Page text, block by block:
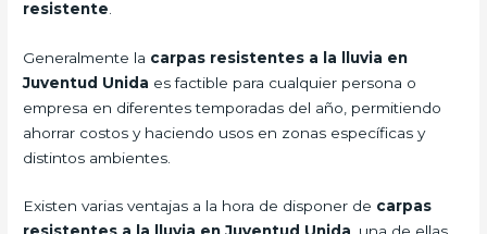
resistente
Generalmente la carpas resistentes a la lluvia en
Juventud Unida es factible para cualquier persona o
empresa en diferentes temporadas del año, permitiendo
ahorrar costos y haciendo usos en zonas específicas y
distintos ambientes.
Existen varias ventajas a la hora de disponer de carpas